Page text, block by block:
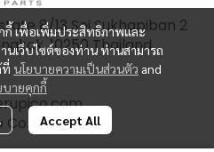
กี้ เพื่อเพิ่มประสิทธิภาพและ
นเว็บไซต์ของท่าน ท่านสามารถ
ที่ นโยบายความเป็นส่วนตัว and
บายคุกกี้
Accept All
8/13 Soi Sukhapiban 2
10250 Thailand